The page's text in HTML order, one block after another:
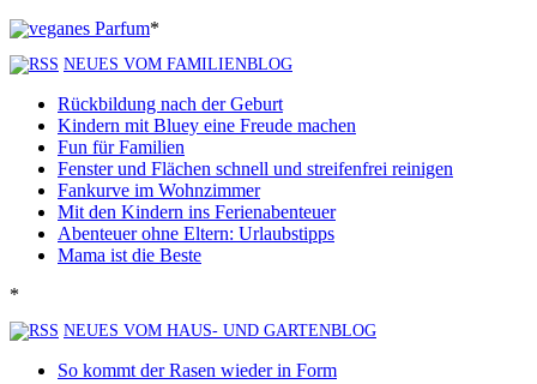
*
NEUES VOM FAMILIENBLOG
Rückbildung nach der Geburt
Kindern mit Bluey eine Freude machen
Fun für Familien
Fenster und Flächen schnell und streifenfrei reinigen
Fankurve im Wohnzimmer
Mit den Kindern ins Ferienabenteuer
Abenteuer ohne Eltern: Urlaubstipps
Mama ist die Beste
*
NEUES VOM HAUS- UND GARTENBLOG
So kommt der Rasen wieder in Form